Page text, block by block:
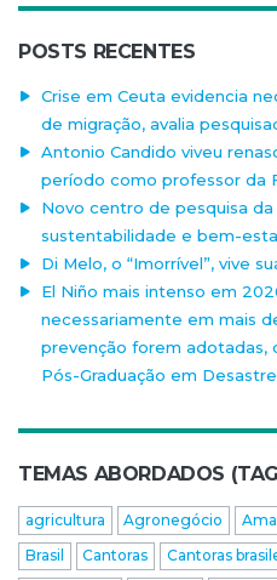
POSTS RECENTES
Crise em Ceuta evidencia
de migração, avalia
Antonio Candido viveu
período como professor da
Novo centro de pesquisa da
sustentabilidade e bem-
Di Melo, o “Imorrível”, vive
El Niño mais intenso em
necessariamente em mais
prevenção forem adotadas,
Pós-Graduação em
TEMAS ABORDADOS
agricultura Agronegócio
Brasil
Cantoras Cantoras